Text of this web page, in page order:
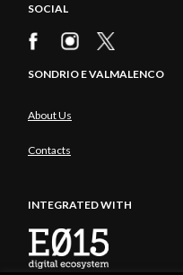
SOCIAL
SONDRIO E VALMALENCO
About Us
Contacts
INTEGRATED WITH